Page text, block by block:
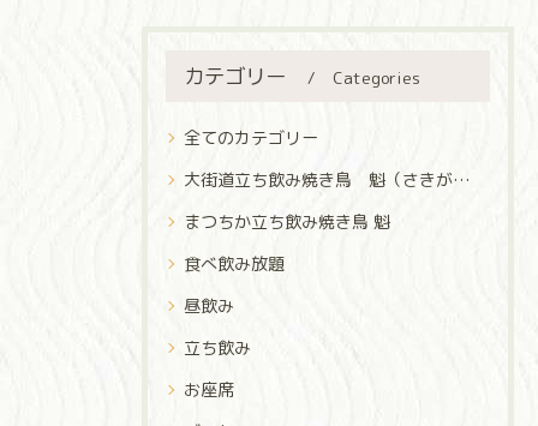
カテゴリー Categories
全てのカテゴリー
大街道立ち飲み焼き鳥 魁（さきがけ）
まつちか立ち飲み焼き鳥 魁
食べ飲み放題
昼飲み
立ち飲み
お座席